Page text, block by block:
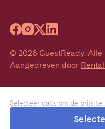
Selecteer data om de prijs te
© 2026 GuestReady. Alle
Aangedreven door